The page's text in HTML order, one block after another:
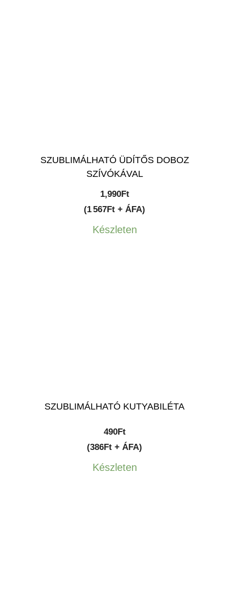
SZUBLIMÁLHATÓ ÜDÍTŐS DOBOZ
SZÍVÓKÁVAL
1,990Ft
(1 567Ft + ÁFA)
Készleten
SZUBLIMÁLHATÓ KUTYABILÉTA
490Ft
(386Ft + ÁFA)
Készleten